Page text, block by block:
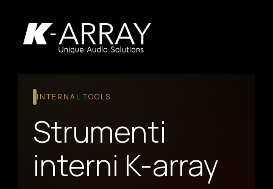
INTERNAL TOOLS
Strumenti
interni K-array